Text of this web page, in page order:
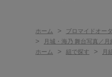
ホーム > ブロマイドオー
>
月城・海乃 舞台写真／
ホーム
> 組で探す > 月組